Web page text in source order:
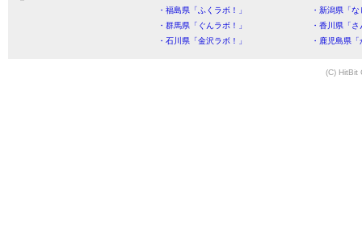
・福島県「ふくラボ！」
・新潟県「
・群馬県「ぐんラボ！」
・香川県「
・石川県「金沢ラボ！」
・鹿児島県
(C) HitBit